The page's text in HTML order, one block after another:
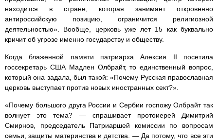
находится в стране, которая занимает откровенно
антироссийскую позицию, ограничится религиозной
деятельностью». Вообще, церковь уже лет 15 как буквально
кричит об угрозе именно государству и обществу.
Когда блаженной памяти патриарха Алексия II посетила
госсекретарь США Мадлен Олбрайт, то единственный вопрос,
который она задала, был такой: «Почему Русская православная
церковь выступает против новых иностранных сект?».
«Почему большого друга России и Сербии госпожу Олбрайт так
волнует это тема? — спрашивает протоиерей Димитрий
Смирнов, председатель Патриаршей комиссии по вопросам
семьи, защиты материнства и детства. — Да потому, что все эти